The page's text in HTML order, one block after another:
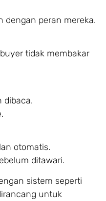
dengan peran mereka.
tidak membakar
dibaca.
otomatis.
ditawari.
sistem seperti
untuk